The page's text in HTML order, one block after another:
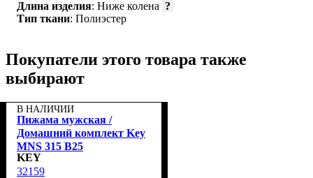
Длина изделия: Ниже колена ?
Тип ткани: Полиэстер
Покупатели этого товара также
выбирают
В НАЛИЧИИ
Пижама мужская /
Домашний комплект Key
MNS 315 B25
KEY
32159